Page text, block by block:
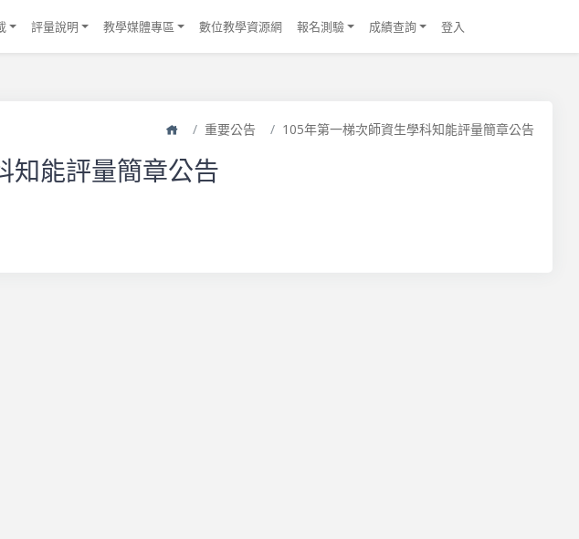
評量說明 教學媒體專區 數位教學資源網 報名測驗 成績查詢 登入
首頁 重要公告 105年第一梯次師資生學科知能評量簡章公告
知能評量簡章公告